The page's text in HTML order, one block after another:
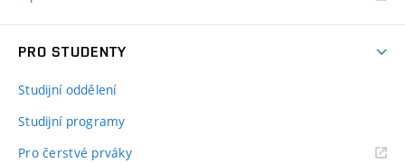
PRO STUDENTY
Studijní oddělení
Studijní programy
Pro čerstvé prváky